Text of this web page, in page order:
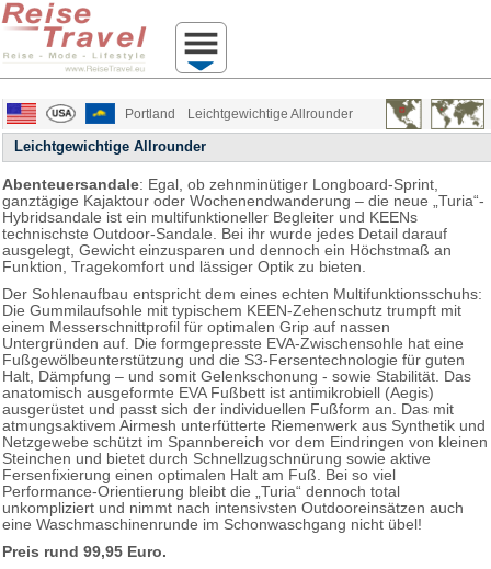
Portland Leichtgewichtige Allrounder
Leichtgewichtige Allrounder
Abenteuersandale: Egal, ob zehnminütiger Longboard-Sprint,
ganztägige Kajaktour oder Wochenendwanderung – die neue „Turia“-
Hybridsandale ist ein multifunktioneller Begleiter und KEENs
technischste Outdoor-Sandale. Bei ihr wurde jedes Detail darauf
ausgelegt, Gewicht einzusparen und dennoch ein Höchstmaß an
Funktion, Tragekomfort und lässiger Optik zu bieten.
Der Sohlenaufbau entspricht dem eines echten Multifunktionsschuhs:
Die Gummilaufsohle mit typischem KEEN-Zehenschutz trumpft mit
einem Messerschnittprofil für optimalen Grip auf nassen
Untergründen auf. Die formgepresste EVA-Zwischensohle hat eine
Fußgewölbeunterstützung und die S3-Fersentechnologie für guten
Halt, Dämpfung – und somit Gelenkschonung - sowie Stabilität. Das
anatomisch ausgeformte EVA Fußbett ist antimikrobiell (Aegis)
ausgerüstet und passt sich der individuellen Fußform an. Das mit
atmungsaktivem Airmesh unterfütterte Riemenwerk aus Synthetik und
Netzgewebe schützt im Spannbereich vor dem Eindringen von kleinen
Steinchen und bietet durch Schnellzugschnürung sowie aktive
Fersenfixierung einen optimalen Halt am Fuß. Bei so viel
Performance-Orientierung bleibt die „Turia“ dennoch total
unkompliziert und nimmt nach intensivsten Outdooreinsätzen auch
eine Waschmaschinenrunde im Schonwaschgang nicht übel!
Preis rund 99,95 Euro.